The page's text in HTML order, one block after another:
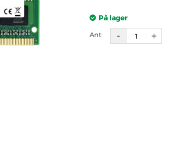
På lager
Ant: